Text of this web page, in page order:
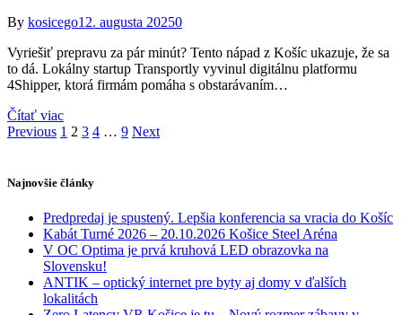
By kosicego12. augusta 20250
Vyriešiť prepravu za pár minút? Tento nápad z Košíc ukazuje, že sa
to dá. Lokálny startup Transportly vyvinul digitálnu platformu
4Shipper, ktorá firmám pomáha s obstarávaním…
Čítať viac
Previous 1 2 3 4 … 9 Next
Najnovšie články
Predpredaj je spustený. Lepšia konferencia sa vracia do Košíc
Kabát Turné 2026 – 20.10.2026 Košice Steel Aréna
V OC Optima je prvá kruhová LED obrazovka na
Slovensku!
ANTIK – optický internet pre byty aj domy v ďalších
lokalitách